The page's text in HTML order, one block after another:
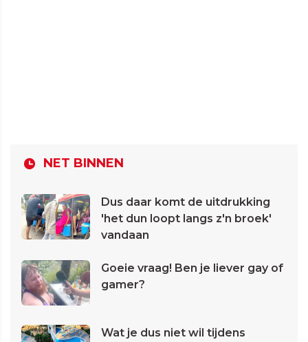
NET BINNEN
Dus daar komt de uitdrukking
'het dun loopt langs z'n broek'
vandaan
Goeie vraag! Ben je liever gay of
gamer?
Wat je dus niet wil tijdens